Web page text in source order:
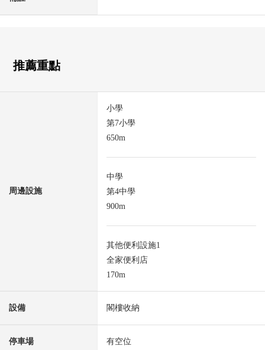
推薦重點
周邊設施
小學
第7小學
650m
中學
第4中學
900m
其他便利設施1
全家便利店
170m
設備 閣樓收納
停車場 有空位